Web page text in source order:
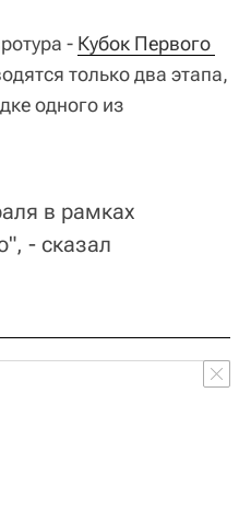
- Кубок Первого
только два этапа,
одного из
в рамках
- сказал